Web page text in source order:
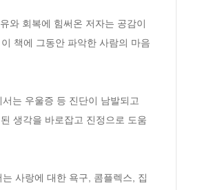
와 회복에 힘써온 저자는 공감이
책에 그동안 파악한 사람의 마음
는 우울증 등 진단이 남발되고
생각을 바로잡고 진정으로 도움
사랑에 대한 욕구, 콤플렉스, 집